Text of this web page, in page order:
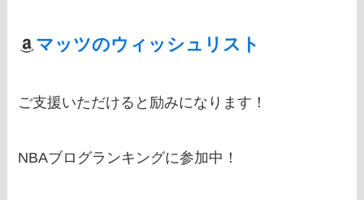
マッツのウィッシュリスト
ご支援いただけると励みになります！
NBAブログランキングに参加中！